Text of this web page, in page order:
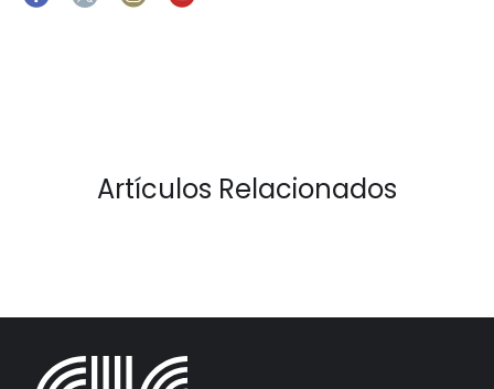
Artículos Relacionados